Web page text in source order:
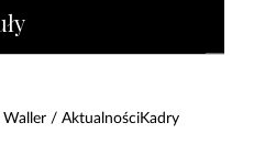
Waller /AktualnościKadry